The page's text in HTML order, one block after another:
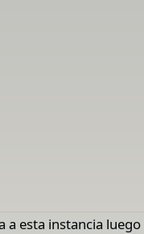
esta instancia